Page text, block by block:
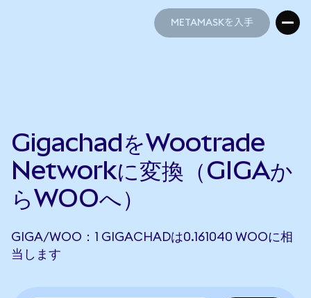
METAMASKを入手
GigachadをWootrade
Networkに変換（GIGAか
らWOOへ）
GIGA/WOO：1 GIGACHADは0.161040 WOOに相
当します